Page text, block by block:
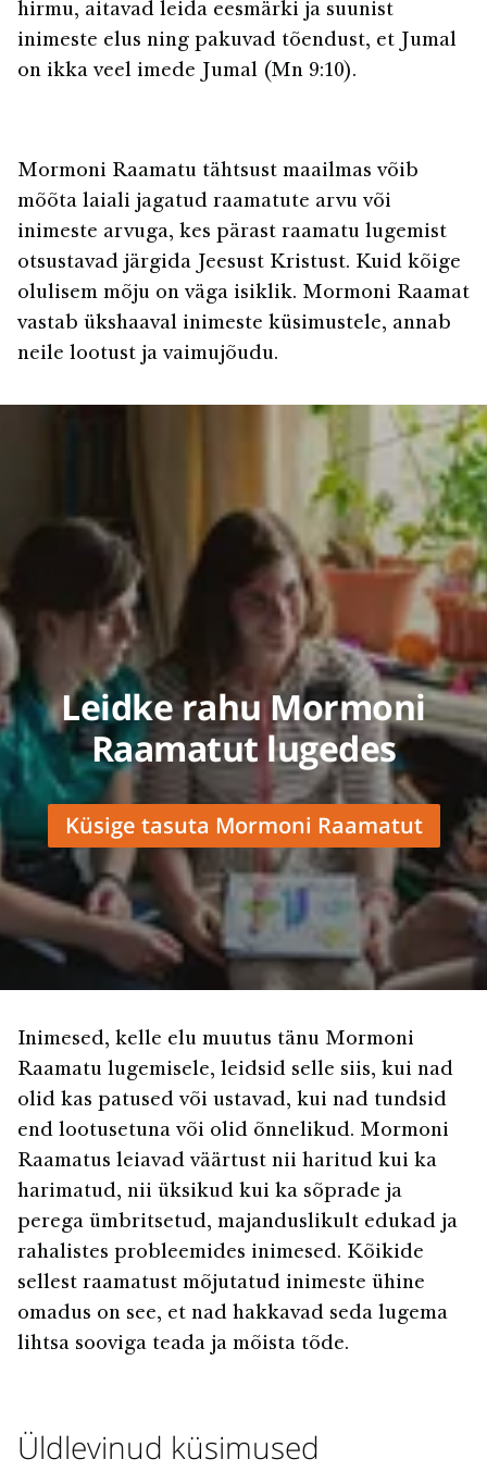
hirmu, aitavad leida eesmärki ja suunist
inimeste elus ning pakuvad tõendust, et Jumal
on ikka veel imede Jumal (Mn 9:10).
Mormoni Raamatu tähtsust maailmas võib
mõõta laiali jagatud raamatute arvu või
inimeste arvuga, kes pärast raamatu lugemist
otsustavad järgida Jeesust Kristust. Kuid kõige
olulisem mõju on väga isiklik. Mormoni Raamat
vastab ükshaaval inimeste küsimustele, annab
neile lootust ja vaimujõudu.
Leidke rahu Mormoni
Raamatut lugedes
Küsige tasuta Mormoni Raamatut
Inimesed, kelle elu muutus tänu Mormoni
Raamatu lugemisele, leidsid selle siis, kui nad
olid kas patused või ustavad, kui nad tundsid
end lootusetuna või olid õnnelikud. Mormoni
Raamatus leiavad väärtust nii haritud kui ka
harimatud, nii üksikud kui ka sõprade ja
perega ümbritsetud, majanduslikult edukad ja
rahalistes probleemides inimesed. Kõikide
sellest raamatust mõjutatud inimeste ühine
omadus on see, et nad hakkavad seda lugema
lihtsa sooviga teada ja mõista tõde.
Üldlevinud küsimused